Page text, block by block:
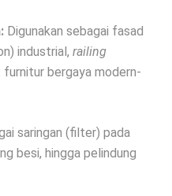
Digunakan sebagai fasad
industrial, railing
bergaya modern-
saringan (filter) pada
besi, hingga pelindung